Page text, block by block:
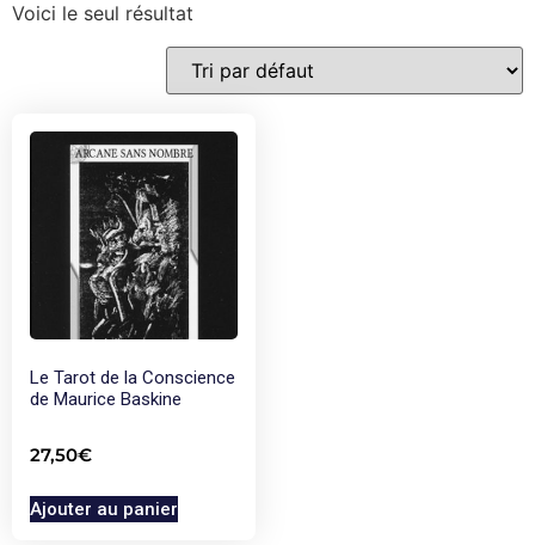
Voici le seul résultat
Le Tarot de la Conscience
de Maurice Baskine
27,50€
Ajouter au panier